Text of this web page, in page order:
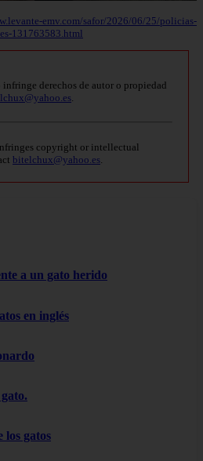
emv.com/safor/2026/06/25/policias-
131763583.html
derechos de autor o propiedad
copyright or intellectual
bitelchux@yahoo.es
a un gato herido
en inglés
los gatos